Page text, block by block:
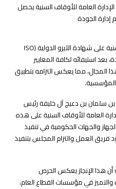
الإدارة العامة للأوقاف السنية يحصل
إدارة الجودة
حصلت الإدارة العامة للأوقاف السنية على شهادة الآيزو الدولية (ISO
بعد استيفائه لكافة المعايير
المجال، مما يعكس التزامه بتطبيق
بن سلمان بن دعيج آل خليفة رئيس
العامة للأوقاف السنية على هذه
والجهات الحكومية في تنفيذ
فريق العمل والتزام المجلس بتنفيذ
هذا الإنجاز يعكس الحرص
في مؤسسات القطاع العام،